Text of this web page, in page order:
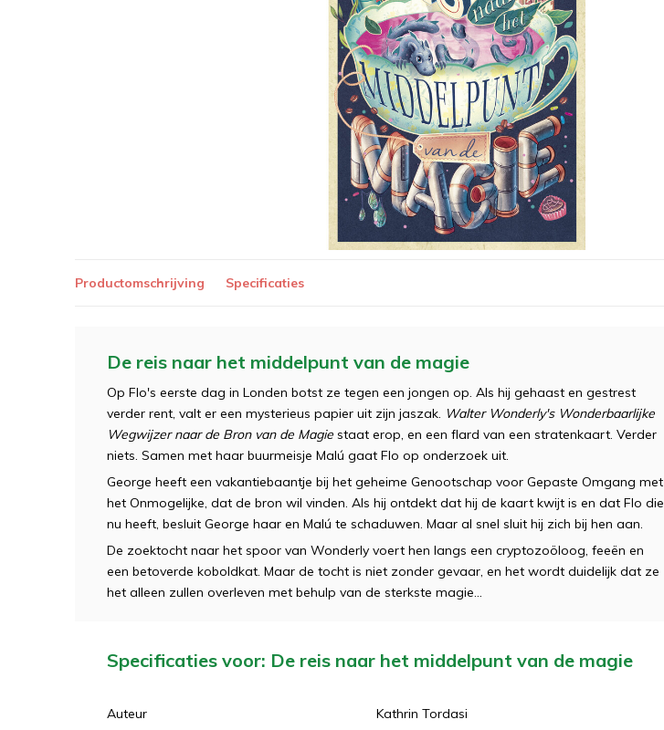
Productomschrijving Specificaties
De reis naar het middelpunt van de magie
Op Flo's eerste dag in Londen botst ze tegen een jongen op. Als hij gehaast en gestrest
verder rent, valt er een mysterieus papier uit zijn jaszak. Walter Wonderly's Wonderbaarlijke
Wegwijzer naar de Bron van de Magie staat erop, en een flard van een stratenkaart. Verder
niets. Samen met haar buurmeisje Malú gaat Flo op onderzoek uit.
George heeft een vakantiebaantje bij het geheime Genootschap voor Gepaste Omgang met
het Onmogelijke, dat de bron wil vinden. Als hij ontdekt dat hij de kaart kwijt is en dat Flo die
nu heeft, besluit George haar en Malú te schaduwen. Maar al snel sluit hij zich bij hen aan.
De zoektocht naar het spoor van Wonderly voert hen langs een cryptozoöloog, feeën en
een betoverde koboldkat. Maar de tocht is niet zonder gevaar, en het wordt duidelijk dat ze
het alleen zullen overleven met behulp van de sterkste magie...
Specificaties voor: De reis naar het middelpunt van de magie
Auteur Kathrin Tordasi